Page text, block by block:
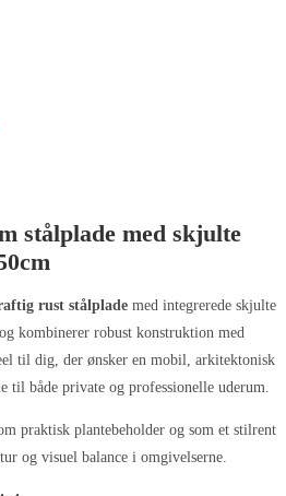
stålplade med skjulte
rust stålplade med integrerede skjulte
og kombinerer robust konstruktion med
til dig, der ønsker en mobil, arkitektonisk
til både private og professionelle uderum.
praktisk plantebeholder og som et stilrent
og visuel balance i omgivelserne.